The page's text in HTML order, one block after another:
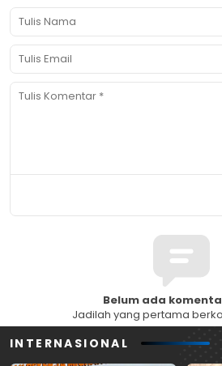
Belum ada
Jadilah yang pertama
INTERNASIONAL